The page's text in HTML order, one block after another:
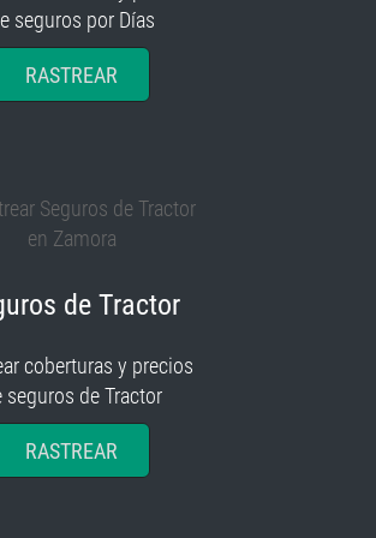
seguros por Días
RASTREAR
de Tractor
coberturas y precios
seguros de Tractor
RASTREAR